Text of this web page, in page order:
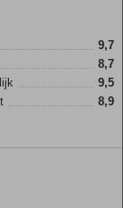
9,7
8,7
9,5
8,9